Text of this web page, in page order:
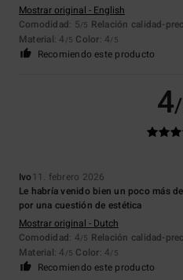
Mostrar original - English
Comodidad: 5/5 Relación calidad-
Material: 4 /5 Color: 4/5
Recomiendo este producto
4
Ivo 11. febrero 2026
Le habría venido bien un poco más
por una cuestión de estética
Mostrar original - Dutch
Comodidad: 4/5 Relación calidad-
Material: 4 /5 Color: 4/5
Recomiendo este producto